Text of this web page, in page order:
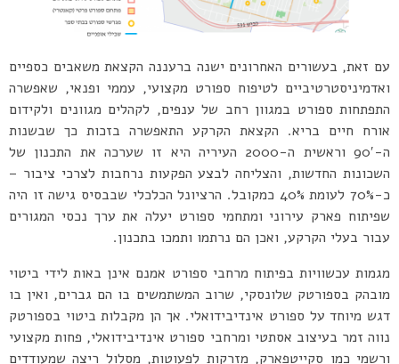
עם זאת, בעשורים האחרונים ישנה ברעננה הקצאת משאבים כספיים
ואדמיניסטרטיביים לטיפוח ספורט מקצועי, עממי ופנאי, שאפשרה
התפתחות ספורט במגוון רחב של ענפים, לקהלים מגוונים ולקידום
אורח חיים בריא. הקצאת הקרקע התאפשרה בזכות כך שבשנות
ה-90′ וראשית ה-2000 העיריה היא זו שערכה את התכנון של
השכונות החדשות, והצליחה לבצע הפקעות נרחבות לצרכי ציבור –
כ-70% לעומת 40% כמקובל. הרציונל הכלכלי שבבסיס גישה זו היה
שפיתוח פארק עירוני ומתחמי ספורט יעלה את ערך נכסי המגורים
עבור בעלי הקרקע, ואכן הם נרתמו ותמכו בתכנון.
מגמות עכשוויות בפיתוח מרחבי ספורט אמנם אינן באות לידי ביטוי
מובהק בספורטק שלונסקי, שרוב המשתמשים בו הם גברים, ואין בו
דגש מיוחד על ספורט אינדיבידואלי. אך הן מקבלות ביטוי בספורטק
נווה זמר בעיצוב אסתטי ומרחבי ספורט אינדיבידואלי, פחות מקצועי
ורשמי כמו סקייטפארק, מזרקות לפעוטות, מסלול ריצה שמעודדים